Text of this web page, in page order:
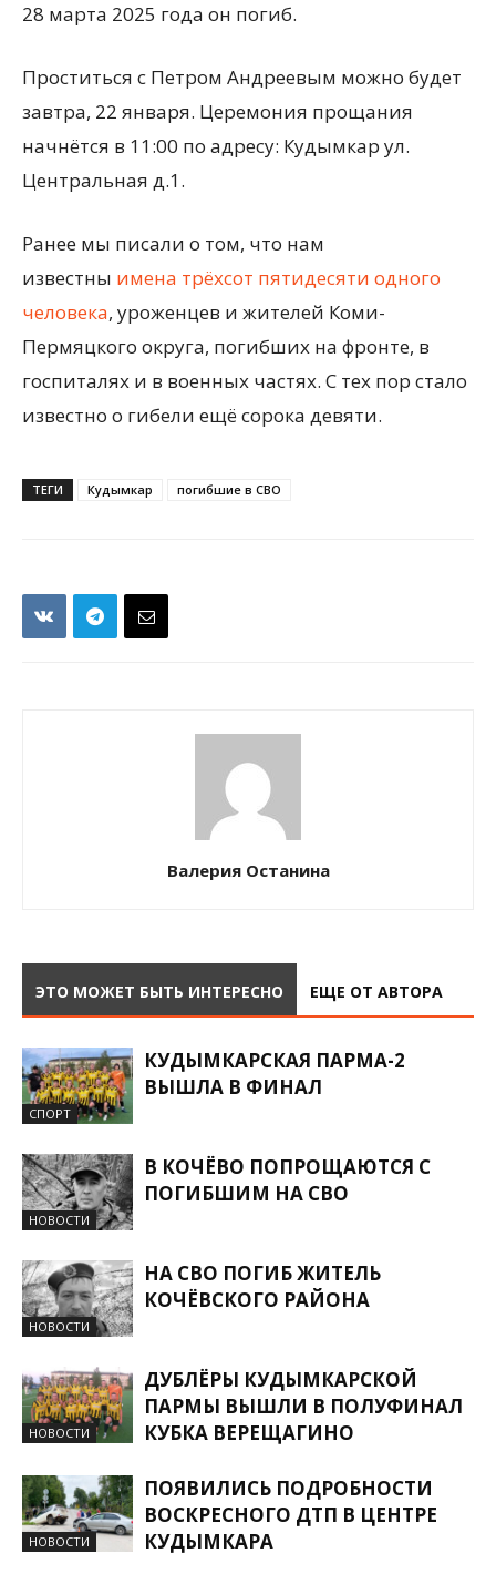
28 марта 2025 года он погиб.
Проститься с Петром Андреевым можно будет
завтра, 22 января. Церемония прощания
начнётся в 11:00 по адресу: Кудымкар ул.
Центральная д.1.
Ранее мы писали о том, что нам
известны имена трёхсот пятидесяти одного
человека, уроженцев и жителей Коми-
Пермяцкого округа, погибших на фронте, в
госпиталях и в военных частях. С тех пор стало
известно о гибели ещё сорока девяти.
ТЕГИ Кудымкар погибшие в СВО
Валерия Останина
ЭТО МОЖЕТ БЫТЬ ИНТЕРЕСНО ЕЩЕ ОТ АВТОРА
СПОРТ
КУДЫМКАРСКАЯ ПАРМА-2
ВЫШЛА В ФИНАЛ
НОВОСТИ
В КОЧЁВО ПОПРОЩАЮТСЯ С
ПОГИБШИМ НА СВО
НОВОСТИ
НА СВО ПОГИБ ЖИТЕЛЬ
КОЧЁВСКОГО РАЙОНА
НОВОСТИ
ДУБЛЁРЫ КУДЫМКАРСКОЙ
ПАРМЫ ВЫШЛИ В ПОЛУФИНАЛ
КУБКА ВЕРЕЩАГИНО
НОВОСТИ
ПОЯВИЛИСЬ ПОДРОБНОСТИ
ВОСКРЕСНОГО ДТП В ЦЕНТРЕ
КУДЫМКАРА